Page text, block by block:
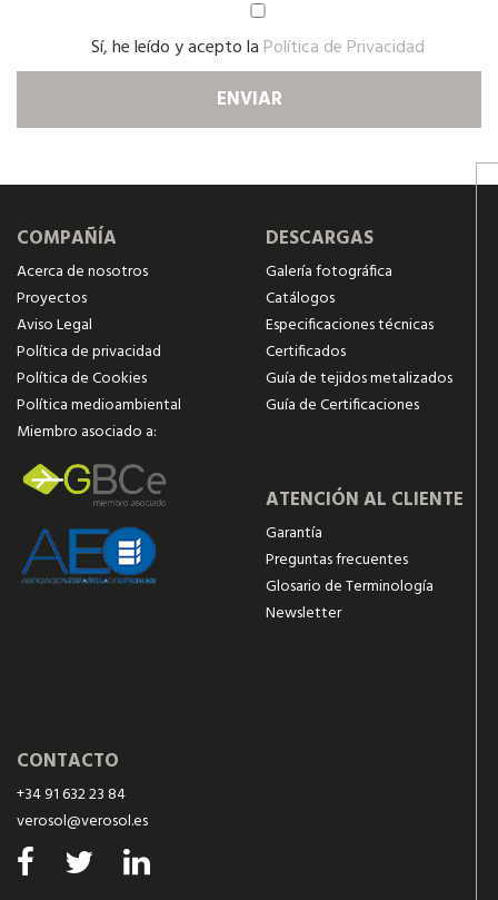
Sí, he leído y acepto la Política de Privacidad
COMPAÑÍA
Acerca de nosotros
Proyectos
Aviso Legal
Política de privacidad
Política de Cookies
Política medioambiental
Miembro asociado a:
DESCARGAS
Galería fotográfica
Catálogos
Especificaciones técnicas
Certificados
Guía de tejidos metalizados
Guía de Certificaciones
ATENCIÓN AL CLIENTE
Garantía
Preguntas frecuentes
Glosario de Terminología
Newsletter
CONTACTO
+34 91 632 23 84
verosol@verosol.es